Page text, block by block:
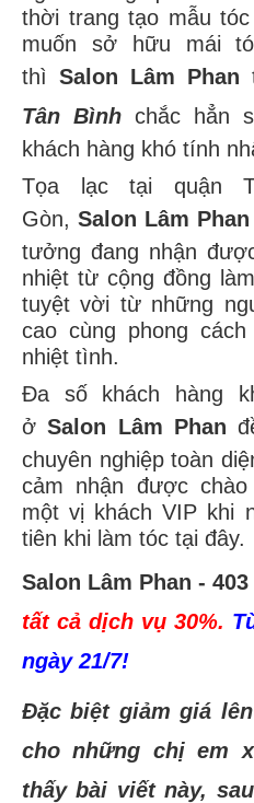
thời trang tạo mẫu
muốn sở hữu mái
thì Salon Lâm Phan
Tân Bìnhchắc hẳn
khách hàng khó tính
Tọa lạc tại quận
Gòn,Salon Lâm Phan
tưởng đang nhận
nhiệt từ cộng đồng
tuyệt vời từ những
cao cùng phong
nhiệt tình.
Đa số khách hàng
ởSalon Lâm Phan
chuyên nghiệp toàn
cảm nhận được
một vị khách VIP khi
tiên khi làm tóc tại đây.
Salon Lâm Phan -
tất cả dịch vụ 30%.
ngày 21/7!
Đặc biệt giảm giá
cho những chị em
thấy bài viết này,